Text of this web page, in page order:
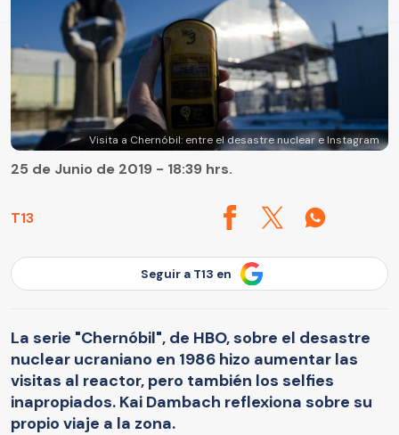
Visita a Chernóbil: entre el desastre nuclear e Instagram
T13
25 de Junio de 2019 - 18:39 hrs.
Seguir a T13 en
La serie "Chernóbil", de HBO, sobre el desastre
nuclear ucraniano en 1986 hizo aumentar las
visitas al reactor, pero también los selfies
inapropiados. Kai Dambach reflexiona sobre su
propio viaje a la zona.